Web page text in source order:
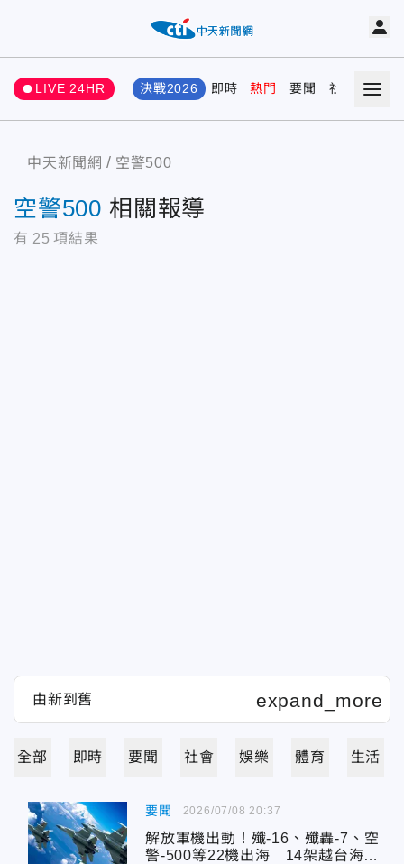
LIVE 24HR 決戰2026 即時 熱門 要聞 社會 娛樂
中天新聞網 空警500
空警500 相關報導
有 25 項結果
全部 即時 要聞 社會 娛樂 體育 生活
要聞
解放軍機出動！殲-16、殲轟-7、空
警-500等22機出海 14架越台海中
2026/07/08 20:37